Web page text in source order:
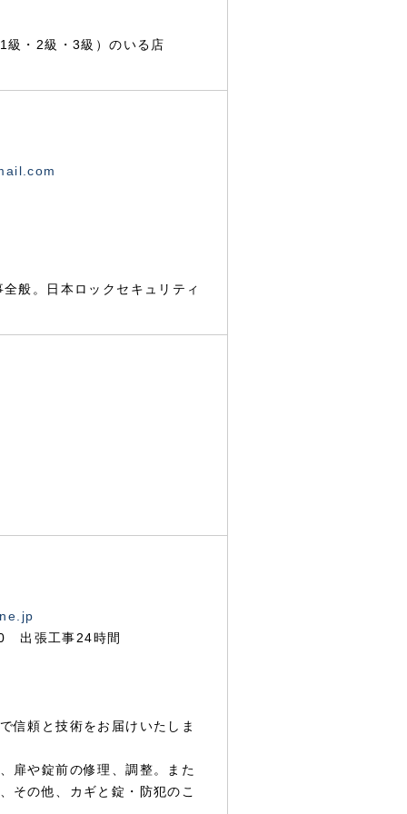
・2級・3級）のいる店
般。日本ロックセキュリティ
出張工事24時間
信頼と技術をお届けいたしま
扉や錠前の修理、調整。また
その他、カギと錠・防犯のこ